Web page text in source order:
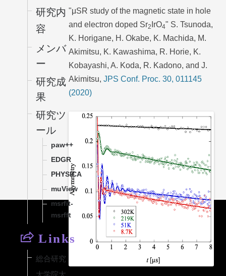
"μSR study of the magnetic state in hole
and electron doped Sr2 IrO4" S. Tsunoda,
K. Horigane, H. Okabe, K. Machida, M.
Akimitsu, K. Kawashima, R. Horie, K.
Kobayashi, A. Koda, R. Kadono, and J.
Akimitsu, JPS Conf. Proc. 30, 011145
(2020)
研究内
容
メンバ
ー
研究成
果
研究ツ
ール
paw++
EDGR
PHYSICA
muView
msrfit-
msrfft
Links
総合研究
大学院大